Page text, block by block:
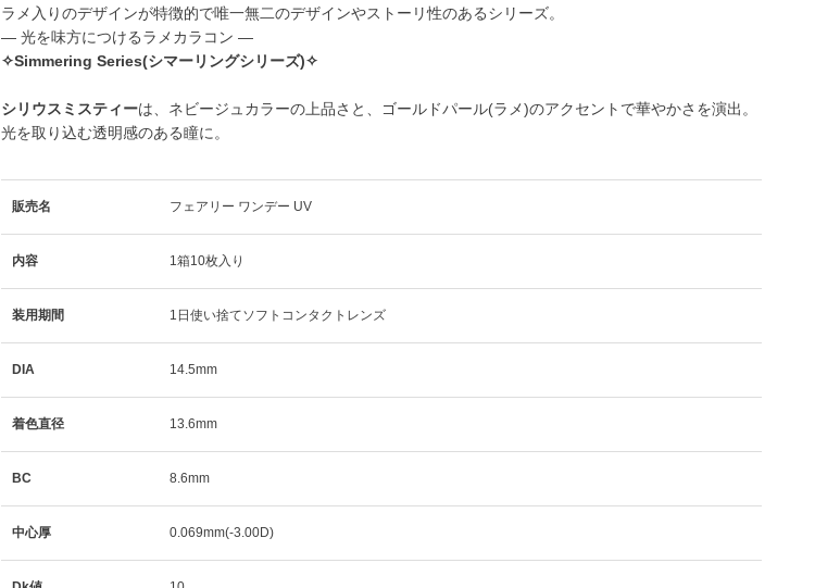
ラメ入りのデザインが特徴的で唯一無二のデザインやストーリ性のあるシリーズ。
― 光を味方につけるラメカラコン ―
✧Simmering Series(シマーリングシリーズ)✧
シリウスミスティーは、ネビージュカラーの上品さと、ゴールドパール(ラメ)のアクセントで華やかさを演出。
光を取り込む透明感のある瞳に。
販売名 フェアリー ワンデー UV
内容 1箱10枚入り
装用期間 1日使い捨てソフトコンタクトレンズ
DIA 14.5mm
着色直径 13.6mm
BC 8.6mm
中心厚 0.069mm(-3.00D)